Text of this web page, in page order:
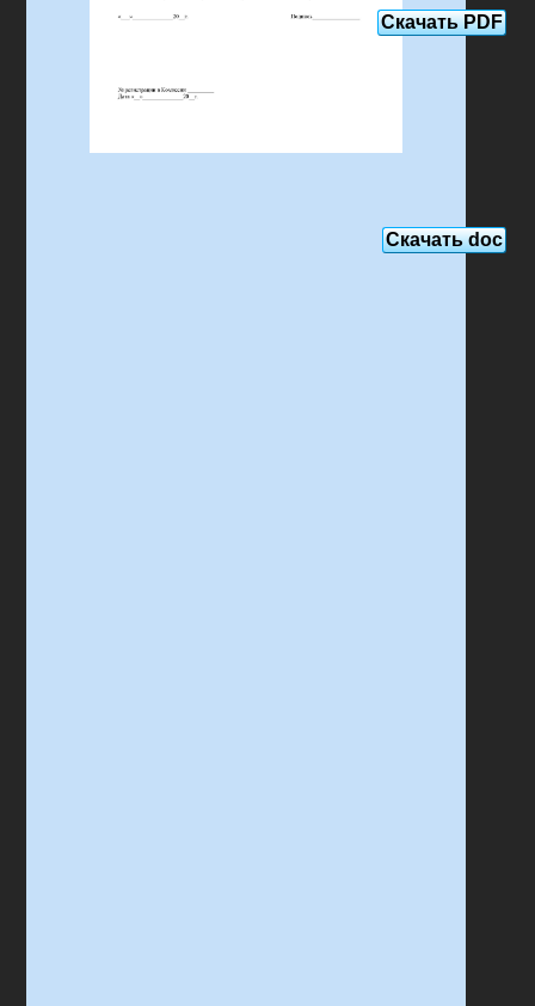
Скачать PDF
Скачать doc